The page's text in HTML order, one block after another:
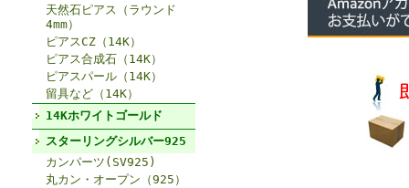
天然石ピアス（ラウンド
4mm）
ピアスCZ（14K）
ピアス合成石（14K）
ピアスパール（14K）
留具など（14K）
14Kホワイトゴールド
スターリングシルバー925
カンパーツ(SV925)
丸カン・オープン（925）